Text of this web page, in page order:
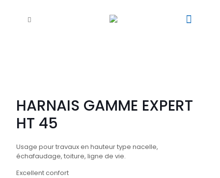
HARNAIS GAMME EXPERT
HT 45
Usage pour travaux en hauteur type nacelle,
échafaudage, toiture, ligne de vie.
Excellent confort